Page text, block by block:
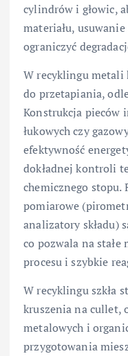
cylindrów i głowic,
materiału,
ograniczyć
W recyklingu metali
do przetapiania,
Konstrukcja pieców
łukowych czy
efektywność
dokładnej kontroli
chemicznego stopu.
pomiarowe
analizatory składu)
co pozwala na
procesu i szybkie
W recyklingu szkła
kruszenia na cullet,
metalowych i
przygotowania